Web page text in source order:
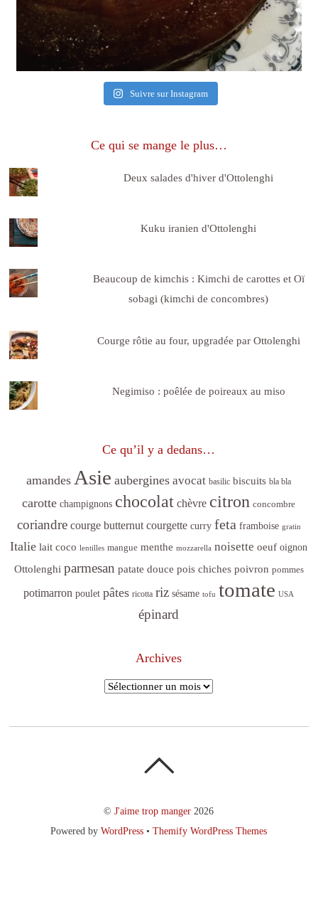
Suivre sur Instagram
Ce qui se mange le plus…
Deux salades d'hiver d'Ottolenghi
Kuku iranien d'Ottolenghi
Beaucoup de kimchis : Kimchi de carottes et Oï
sobagi (kimchi de concombres)
Courge rôtie au four, upgradée par Ottolenghi
Negimiso : poêlée de poireaux au miso
Ce qu’il y a dedans…
amandes Asie aubergines avocat basilic biscuits bla bla
carotte champignons chocolat chèvre citron concombre
coriandre courge butternut courgette curry feta framboise gratin
Italie lait coco lentilles mangue menthe mozzarella noisette oeuf oignon
Ottolenghi parmesan patate douce pois chiches poivron pommes
potimarron poulet pâtes ricotta riz sésame tofu tomate USA
épinard
Archives
Archives
©J'aime trop manger 2026
Powered byWordPress •Themify WordPress Themes